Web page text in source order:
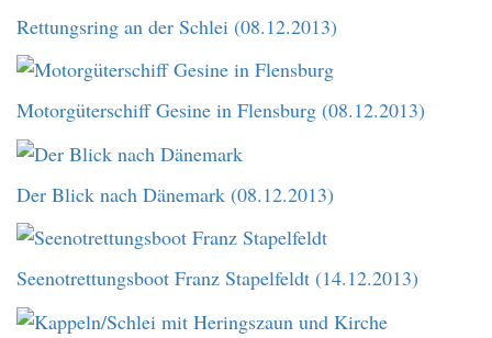
Rettungsring an der Schlei (08.12.2013)
Motorgüterschiff Gesine in Flensburg (08.12.2013)
Der Blick nach Dänemark (08.12.2013)
Seenotrettungsboot Franz Stapelfeldt (14.12.2013)